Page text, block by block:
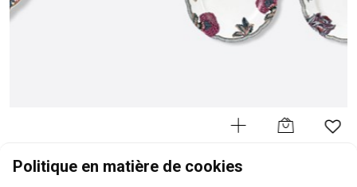
BERNARDAUD
Politique en matière de cookies